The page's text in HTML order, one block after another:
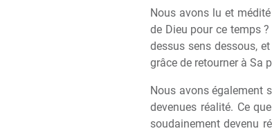
Nous avons lu et
de Dieu pour ce temps
dessus sens dessous,
grâce de retourner à Sa
Nous avons également
devenues réalité. Ce
soudainement devenu